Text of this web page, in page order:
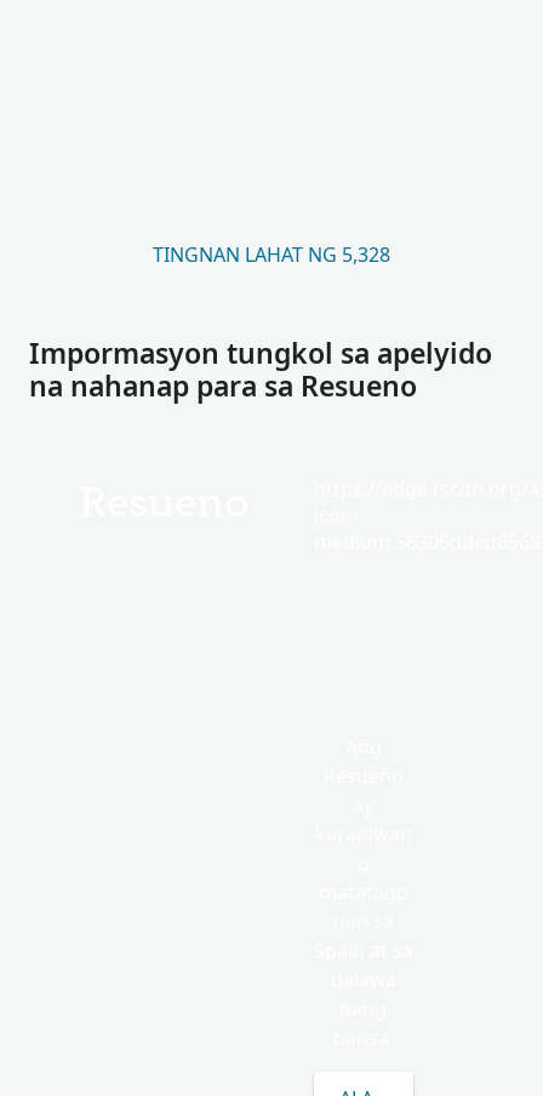
TINGNAN LAHAT NG 5,328
Impormasyon tungkol sa apelyido
na nahanap para sa Resueno